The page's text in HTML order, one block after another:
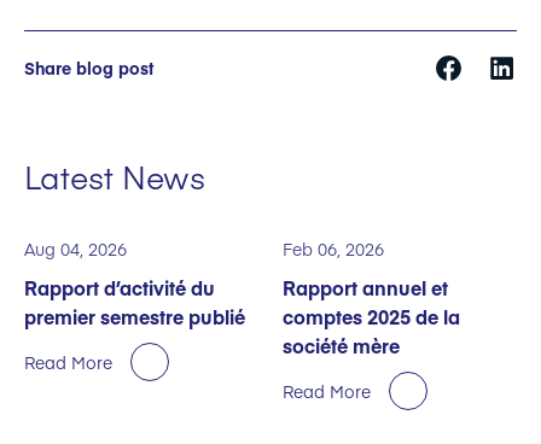
Share blog post
Latest News
Aug 04, 2026
Rapport d’activité du
premier semestre publié
Read More
Feb 06, 2026
Rapport annuel et
comptes 2025 de la
société mère
Read More